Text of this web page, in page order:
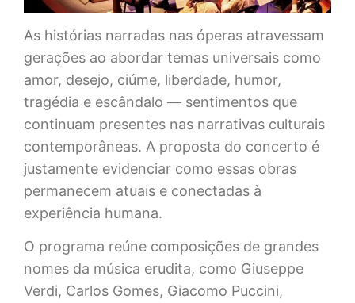
As histórias narradas nas óperas atravessam
gerações ao abordar temas universais como
amor, desejo, ciúme, liberdade, humor,
tragédia e escândalo — sentimentos que
continuam presentes nas narrativas culturais
contemporâneas. A proposta do concerto é
justamente evidenciar como essas obras
permanecem atuais e conectadas à
experiência humana.
O programa reúne composições de grandes
nomes da música erudita, como Giuseppe
Verdi, Carlos Gomes, Giacomo Puccini,